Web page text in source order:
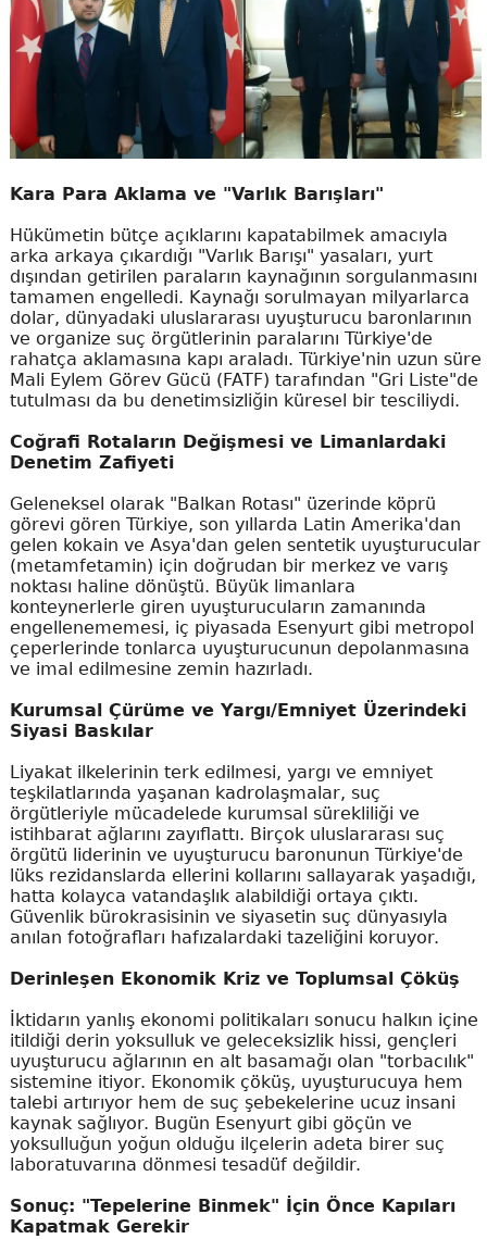
Kara Para Aklama ve "Varlık Barışları"
Hükümetin bütçe açıklarını kapatabilmek amacıyla
arka arkaya çıkardığı "Varlık Barışı" yasaları, yurt
dışından getirilen paraların kaynağının sorgulanmasını
tamamen engelledi. Kaynağı sorulmayan milyarlarca
dolar, dünyadaki uluslararası uyuşturucu baronlarının
ve organize suç örgütlerinin paralarını Türkiye'de
rahatça aklamasına kapı araladı. Türkiye'nin uzun süre
Mali Eylem Görev Gücü (FATF) tarafından "Gri Liste"de
tutulması da bu denetimsizliğin küresel bir tesciliydi.
Coğrafi Rotaların Değişmesi ve Limanlardaki
Denetim Zafiyeti
Geleneksel olarak "Balkan Rotası" üzerinde köprü
görevi gören Türkiye, son yıllarda Latin Amerika'dan
gelen kokain ve Asya'dan gelen sentetik uyuşturucular
(metamfetamin) için doğrudan bir merkez ve varış
noktası haline dönüştü. Büyük limanlara
konteynerlerle giren uyuşturucuların zamanında
engellenememesi, iç piyasada Esenyurt gibi metropol
çeperlerinde tonlarca uyuşturucunun depolanmasına
ve imal edilmesine zemin hazırladı.
Kurumsal Çürüme ve Yargı/Emniyet Üzerindeki
Siyasi Baskılar
Liyakat ilkelerinin terk edilmesi, yargı ve emniyet
teşkilatlarında yaşanan kadrolaşmalar, suç
örgütleriyle mücadelede kurumsal sürekliliği ve
istihbarat ağlarını zayıflattı. Birçok uluslararası suç
örgütü liderinin ve uyuşturucu baronunun Türkiye'de
lüks rezidanslarda ellerini kollarını sallayarak yaşadığı,
hatta kolayca vatandaşlık alabildiği ortaya çıktı.
Güvenlik bürokrasisinin ve siyasetin suç dünyasıyla
anılan fotoğrafları hafızalardaki tazeliğini koruyor.
Derinleşen Ekonomik Kriz ve Toplumsal Çöküş
İktidarın yanlış ekonomi politikaları sonucu halkın içine
itildiği derin yoksulluk ve geleceksizlik hissi, gençleri
uyuşturucu ağlarının en alt basamağı olan "torbacılık"
sistemine itiyor. Ekonomik çöküş, uyuşturucuya hem
talebi artırıyor hem de suç şebekelerine ucuz insani
kaynak sağlıyor. Bugün Esenyurt gibi göçün ve
yoksulluğun yoğun olduğu ilçelerin adeta birer suç
laboratuvarına dönmesi tesadüf değildir.
Sonuç: "Tepelerine Binmek" İçin Önce Kapıları
Kapatmak Gerekir